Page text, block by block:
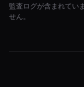
監査ログが含まれてい
せん。